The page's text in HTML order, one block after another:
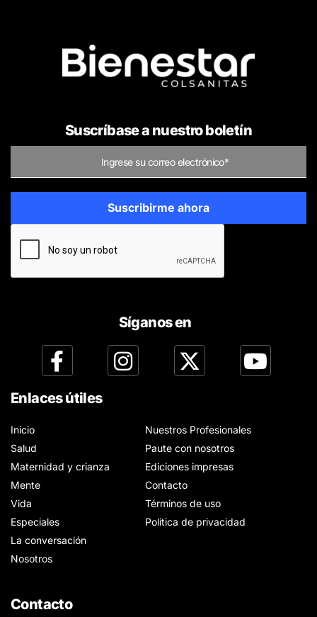
Suscríbase a nuestro boletín
Síganos en
Enlaces útiles
Inicio
Salud
Maternidad y crianza
Mente
Vida
Especiales
La conversación
Nosotros
Nuestros Profesionales
Paute con nosotros
Ediciones impresas
Contacto
Términos de uso
Política de privacidad
Contacto